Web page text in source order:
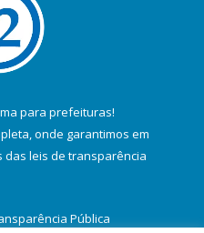
para prefeituras!
onde garantimos em
das leis de transparência
Pública